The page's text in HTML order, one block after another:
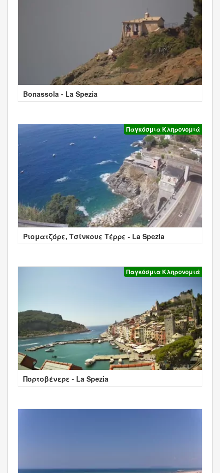
Bonassola - La Spezia
Παγκόσμια Κληρονομιά
Ριοματζόρε, Τσίνκουε Τέρρε - La Spezia
Παγκόσμια Κληρονομιά
Πορτοβένερε - La Spezia